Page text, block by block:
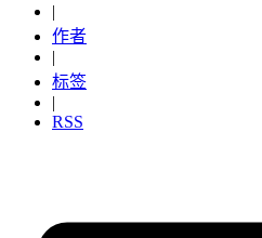
|
作者
|
标签
|
RSS